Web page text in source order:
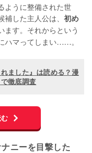
ように整備された世
した主人公は、 初め
ます。それからという
ハマってしまい……。
ました』は読める？漫
徹底調査
ニーを目撃した